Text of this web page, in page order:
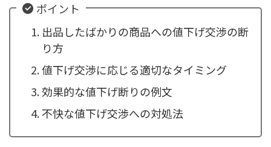
ポイント
出品したばかりの商品への値下げ交渉の断
り方
値下げ交渉に応じる適切なタイミング
効果的な値下げ断りの例文
不快な値下げ交渉への対処法